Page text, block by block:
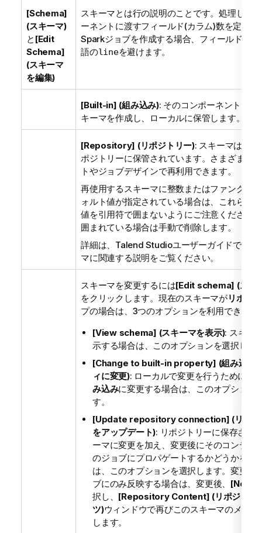
[Schema]
(スキーマ)
と [Edit
Schema]
(スキーマ
を編集)
スキーマとは行の説明のことです。処理して
ーネントに渡すフィールド(カラム)数を定義し
Sparkジョブを作成する場合、フィールドの
語のlineを避けます。
[Built-in] (組み込み): そのコンポーネントに対
キーマを作成し、ローカルに保管します。
[Repository] (リポジトリー): スキーマは作
ポジトリーに保管されています。さまざまな
トやジョブデザインで再利用できます。
再使用するスキーマに整数またはファンクシ
ォルト値が指定されている場合は、これらの
値を引用符で囲まないようにご注意ください
囲まれている場合は手動で削除します。
詳細は、 Talend Studioユーザーガイドでテー
マに関連する説明をご覧ください。
スキーマを変更するには[Edit schema] (スキ
をクリックします。現在のスキーマがリポジ
プの場合は、3つのオプションを利用できます
[View schema] (スキーマを表示): スキー
示する場合は、このオプションを選択しま
[Change to built-in property] (組み込み
ィに変更): ローカルで変更を行うためにス
み込みに変更する場合は、このオプション
す。
[Update repository connection] (リポジ
をアップデート): リポジトリーに保存され
ーマに変更を加え、変更後にそのコンテン
のジョブにプロパゲートするかどうかを決
は、このオプションを選択します。変更を
ブにのみ反映する場合は、変更後、 [No] (
択し、 [Repository Content] (リポジトリ
ツ)ウィンドウで再びこのスキーマのメタデ
します。